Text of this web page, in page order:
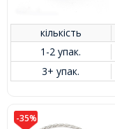
кількість
1-2 упак.
3+ упак.
-35%